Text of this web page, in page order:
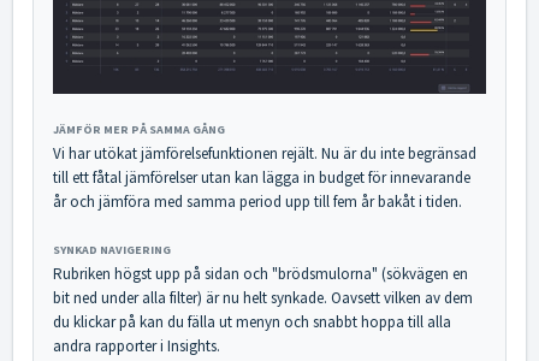
JÄMFÖR MER PÅ SAMMA GÅNG
Vi har utökat jämförelsefunktionen rejält. Nu är du inte begränsad
till ett fåtal jämförelser utan kan lägga in budget för innevarande
år och jämföra med samma period upp till fem år bakåt i tiden.
SYNKAD NAVIGERING
Rubriken högst upp på sidan och "brödsmulorna" (sökvägen en
bit ned under alla filter) är nu helt synkade. Oavsett vilken av dem
du klickar på kan du fälla ut menyn och snabbt hoppa till alla
andra rapporter i Insights.